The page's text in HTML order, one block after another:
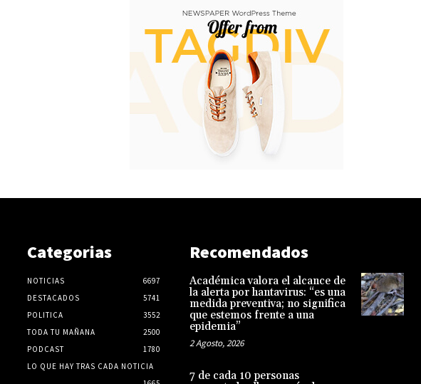
Categorias
NOTICIAS
6697
DESTACADOS
5741
POLITICA
3552
TODA TU MAÑANA
2500
PODCAST
1780
LO QUE HAY TRAS CADA NOTICIA
Recomendados
Académica valora el alcance de
la alerta por hantavirus: “es una
medida preventiva; no significa
que estemos frente a una
epidemia”
2 Agosto, 2026
7 de cada 10 personas